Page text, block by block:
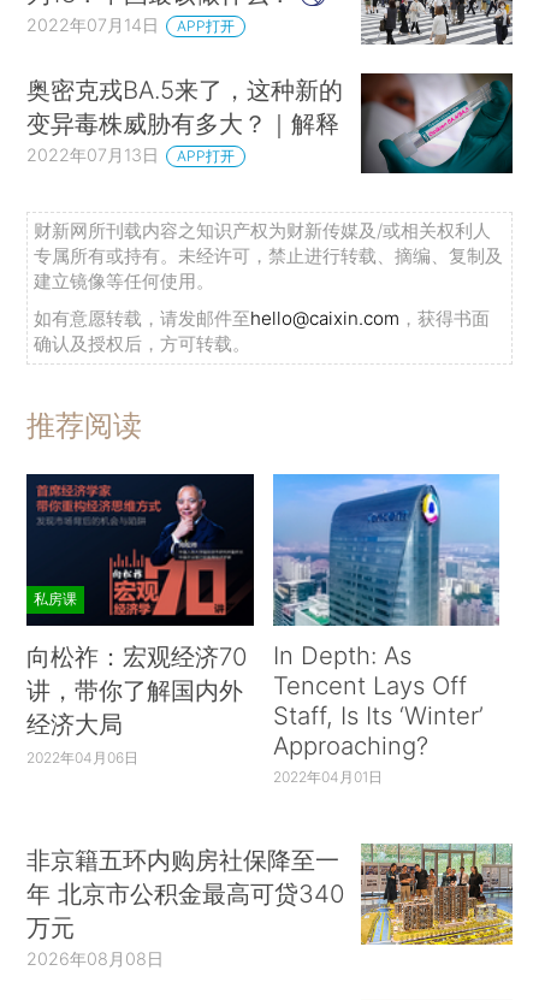
2022年07月14日 APP打开
奥密克戎BA.5来了，这种新的
变异毒株威胁有多大？｜解释
2022年07月13日 APP打开
财新网所刊载内容之知识产权为财新传媒及/或相关权利人
专属所有或持有。未经许可，禁止进行转载、摘编、复制及
建立镜像等任何使用。
如有意愿转载，请发邮件至hello@caixin.com ，获得书面
确认及授权后，方可转载。
推荐阅读
私房课
向松祚：宏观经济70
讲，带你了解国内外
经济大局
2022年04月06日
In Depth: As
Tencent Lays Off
Staff, Is Its ‘Winter’
Approaching?
2022年04月01日
非京籍五环内购房社保降至一
年 北京市公积金最高可贷340
万元
2026年08月08日